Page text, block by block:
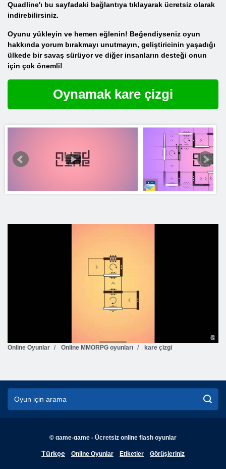
Quadline'ı bu sayfadaki bağlantıya tıklayarak ücretsiz olarak
indirebilirsiniz.
Oyunu yükleyin ve hemen eğlenin! Beğendiyseniz oyun
hakkında yorum bırakmayı unutmayın, geliştiricinin yaşadığı
ülkede bir savaş sürüyor ve diğer insanların desteği onun
için çok önemli!
Oynamak kare çizgi
Online Oyunlar Online MMORPG oyunları kare çizgi
© game-game - Ücretsiz online flash oyunlar
Türkçe
English
Online Oyunlar Etiketler Görüşleriniz